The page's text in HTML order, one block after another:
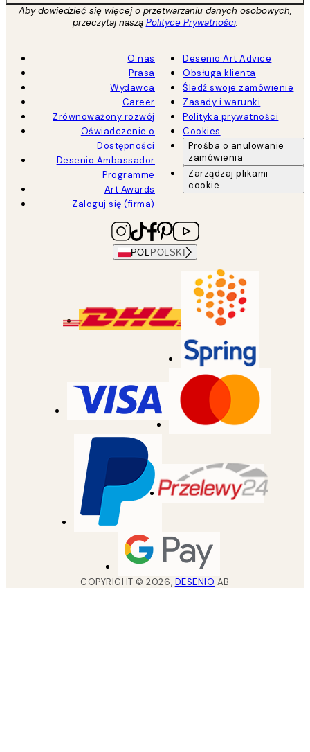
Aby dowiedzieć się więcej o przetwarzaniu danych osobowych,
przeczytaj naszą Polityce Prywatności.
O nas
Prasa
Wydawca
Career
Zrównoważony rozwój
Oświadczenie o
Dostępności
Desenio Ambassador
Programme
Art Awards
Zaloguj się (firma)
Desenio Art Advice
Obsługa klienta
Śledź swoje zamówienie
Zasady i warunki
Polityka prywatności
Cookies
Prośba o anulowanie
zamówienia
Zarządzaj plikami
cookie
POL POLSKI
COPYRIGHT ©2026, DESENIO AB